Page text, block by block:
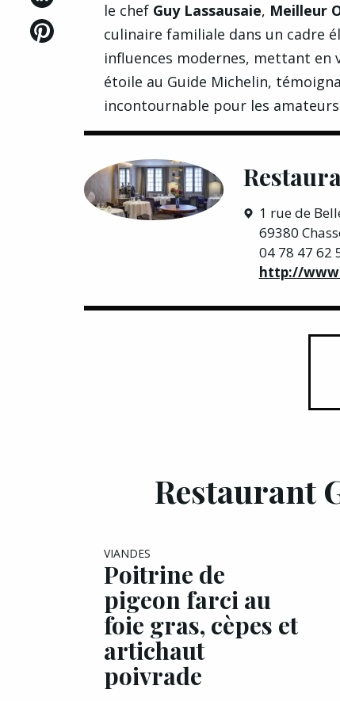
le chef Guy Lassausaie, Meilleur
culinaire familiale dans un cadre
influences modernes, mettant
étoile au Guide Michelin,
incontournable pour les
1 rue de
69380
04 78 47 62
http://
Restaurant
VIANDES
Poitrine de
pigeon farci au
foie gras, cèpes et
artichaut
poivrade